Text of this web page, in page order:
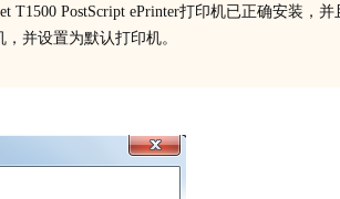
T1500 PostScript ePrinter打印机已正确安装，
并设置为默认打印机。